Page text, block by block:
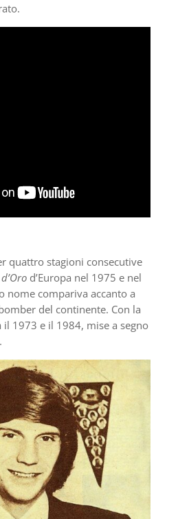
quattro stagioni consecutive
d’Europa nel 1975 e nel
nome compariva accanto a
del continente. Con la
1973 e il 1984, mise a segno